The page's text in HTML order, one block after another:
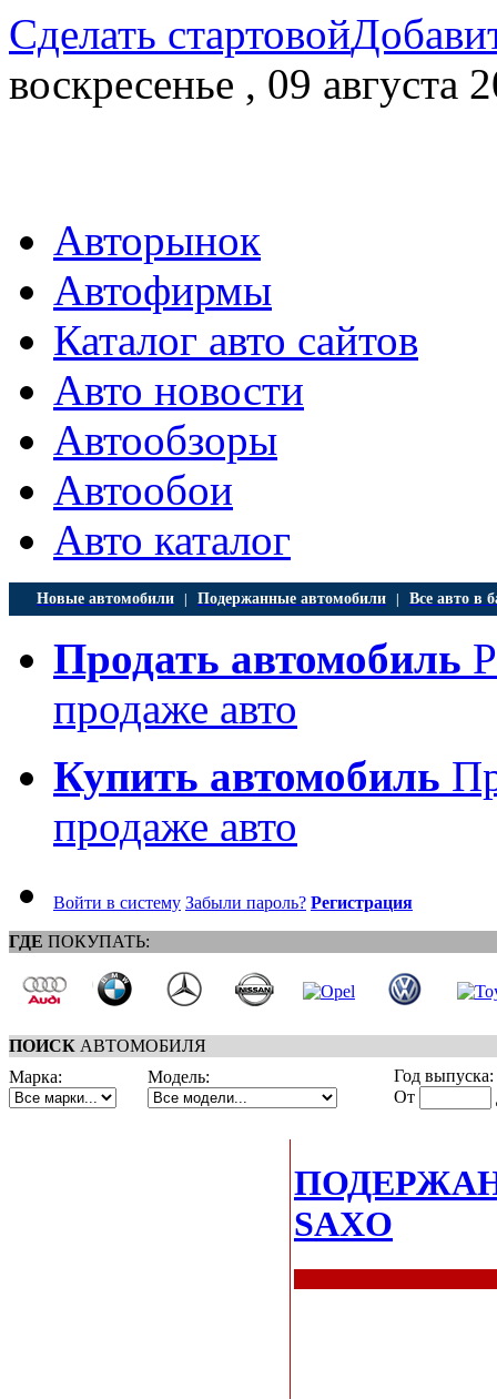
Сделать стартовой
воскресенье , 09 августа
Авторынок
Автофирмы
Каталог авто сайтов
Авто новости
Автообзоры
Автообои
Авто каталог
Новые автомобили Подержанные автомобили Все авто в
Продать автомобиль
продаже авто
Купить автомобиль
продаже авто
Войти в систему Забыли пароль? Регистрация
ГДЕ ПОКУПАТЬ:
ПОИСК АВТОМОБИЛЯ
Марка:
Модель:
Год выпуска:
От
SAXO